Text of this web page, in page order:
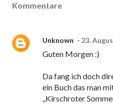
Kommentare
Unknown 23.
Guten Morgen :)
Da fang ich doch
ein Buch das man
,,Kirschroter